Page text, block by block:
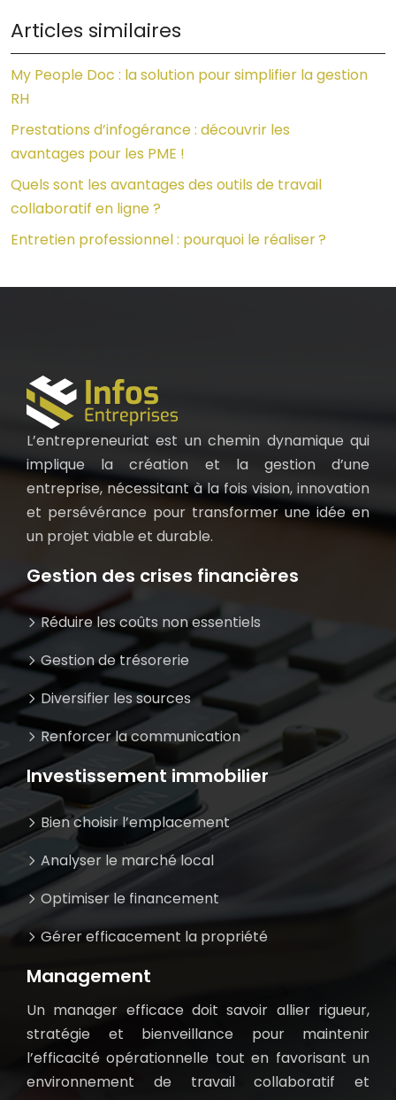
Articles similaires
My People Doc : la solution pour simplifier la gestion
RH
Prestations d’infogérance : découvrir les
avantages pour les PME !
Quels sont les avantages des outils de travail
collaboratif en ligne ?
Entretien professionnel : pourquoi le réaliser ?
L’entrepreneuriat est un chemin dynamique qui
implique la création et la gestion d’une
entreprise, nécessitant à la fois vision, innovation
et persévérance pour transformer une idée en
un projet viable et durable.
Gestion des crises financières
Réduire les coûts non essentiels
Gestion de trésorerie
Diversifier les sources
Renforcer la communication
Investissement immobilier
Bien choisir l’emplacement
Analyser le marché local
Optimiser le financement
Gérer efficacement la propriété
Management
Un manager efficace doit savoir allier rigueur,
stratégie et bienveillance pour maintenir
l’efficacité opérationnelle tout en favorisant un
environnement de travail collaboratif et